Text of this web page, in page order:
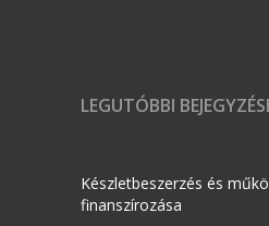
LEGUTÓBBI
Készletbeszerzés és
finanszírozása